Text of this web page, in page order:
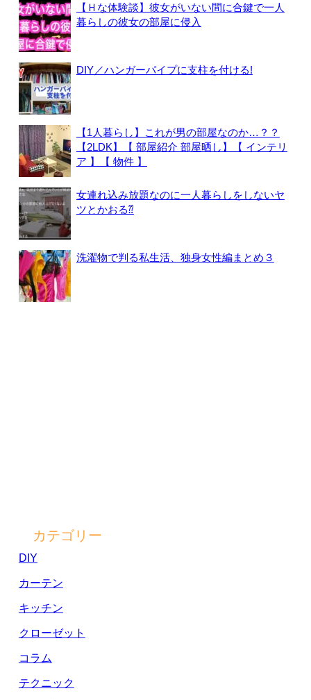
【Ｈな体験談】彼女がいない間に合鍵で一人
暮らしの彼女の部屋に侵入
DIY／ハンガーパイプに支柱を付ける!
【1人暮らし】これが男の部屋なのか…？？
【2LDK】【 部屋紹介 部屋晒し】【 インテリ
ア 】【 物件 】
女連れ込み放題なのに一人暮らしをしないヤ
ツとかおる⁇
洗濯物で判る私生活、独身女性編まとめ３
カテゴリー
DIY
カーテン
キッチン
クローゼット
コラム
テクニック